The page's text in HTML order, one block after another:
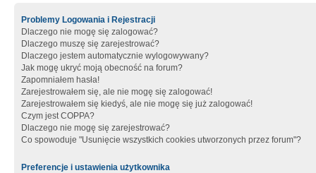
Problemy Logowania i Rejestracji
Dlaczego nie mogę się zalogować?
Dlaczego muszę się zarejestrować?
Dlaczego jestem automatycznie wylogowywany?
Jak mogę ukryć moją obecność na forum?
Zapomniałem hasła!
Zarejestrowałem się, ale nie mogę się zalogować!
Zarejestrowałem się kiedyś, ale nie mogę się już zalogować!
Czym jest COPPA?
Dlaczego nie mogę się zarejestrować?
Co spowoduje "Usunięcie wszystkich cookies utworzonych przez forum"?
Preferencje i ustawienia użytkownika